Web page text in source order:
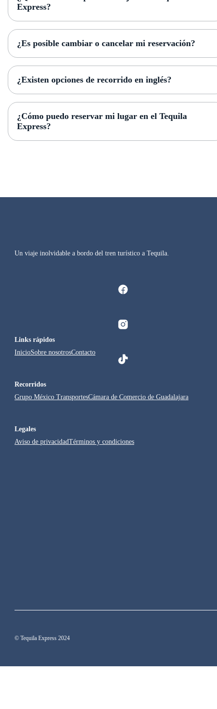
Express?
¿Es posible cambiar o cancelar mi reservación?
¿Existen opciones de recorrido en inglés?
¿Cómo puedo reservar mi lugar en el Tequila
Express?
Un viaje inolvidable a bordo del tren turístico a Tequila.
Links rápidos
InicioSobre nosotrosContacto
Recorridos
Grupo México TransportesCámara de Comercio de Guadalajara
Legales
Aviso de privacidadTérminos y condiciones
© Tequila Express 2024